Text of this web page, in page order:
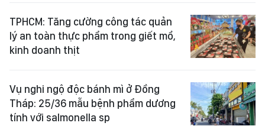
TPHCM: Tăng cường công tác quản
lý an toàn thực phẩm trong giết mổ,
kinh doanh thịt
Vụ nghi ngộ độc bánh mì ở Đồng
Tháp: 25/36 mẫu bệnh phẩm dương
tính với salmonella sp